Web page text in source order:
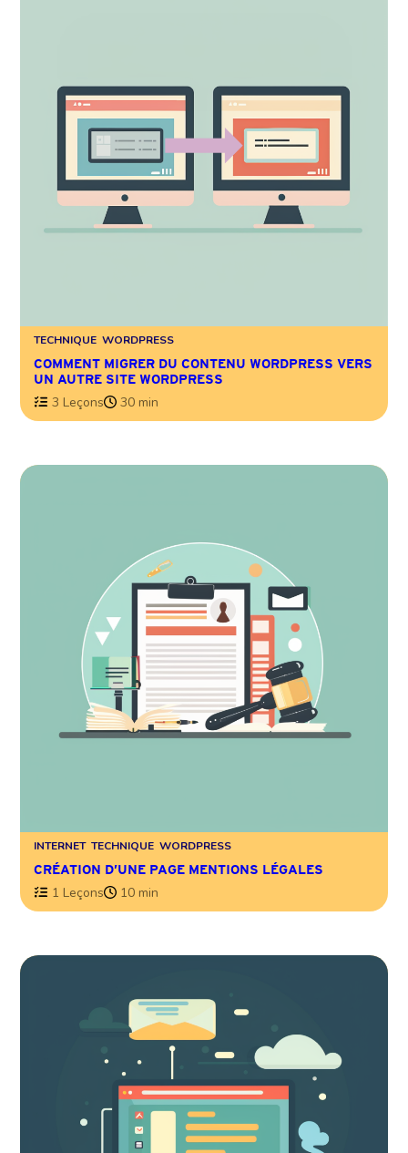
TECHNIQUE WORDPRESS
COMMENT MIGRER DU CONTENU WORDPRESS VERS
UN AUTRE SITE WORDPRESS
3 Leçons 30 min
INTERNET TECHNIQUE WORDPRESS
CRÉATION D’UNE PAGE MENTIONS LÉGALES
1 Leçons 10 min